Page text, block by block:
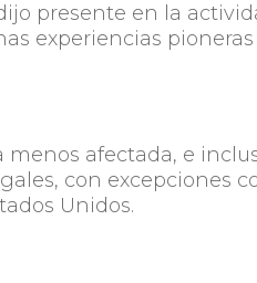
presente en la
experiencias
menos afectada, e
con excepciones
Unidos.